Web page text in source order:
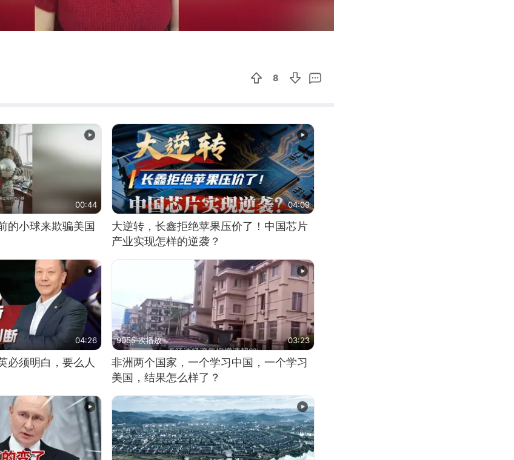
8
00:44
的小球来欺骗美国
04:09
大逆转，长鑫拒绝苹果压价了！中国芯片
产业实现怎样的逆袭？
04:26
必须明白，要么人
9055 次播放 03:23
非洲两个国家，一个学习中国，一个学习
美国，结果怎么样了？